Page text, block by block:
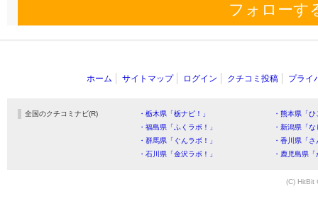
フォローす
ホーム サイトマップ ログイン クチコミ投稿 プライ
全国のクチコミナビ(R) ・栃木県「栃ナビ！」
・熊本県「
・福島県「ふくラボ！」
・新潟県「
・群馬県「ぐんラボ！」
・香川県「
・石川県「金沢ラボ！」
・鹿児島県
(C) HitBit